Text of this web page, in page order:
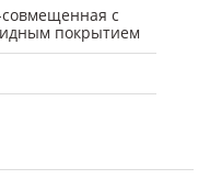
совмещенная с
покрытием